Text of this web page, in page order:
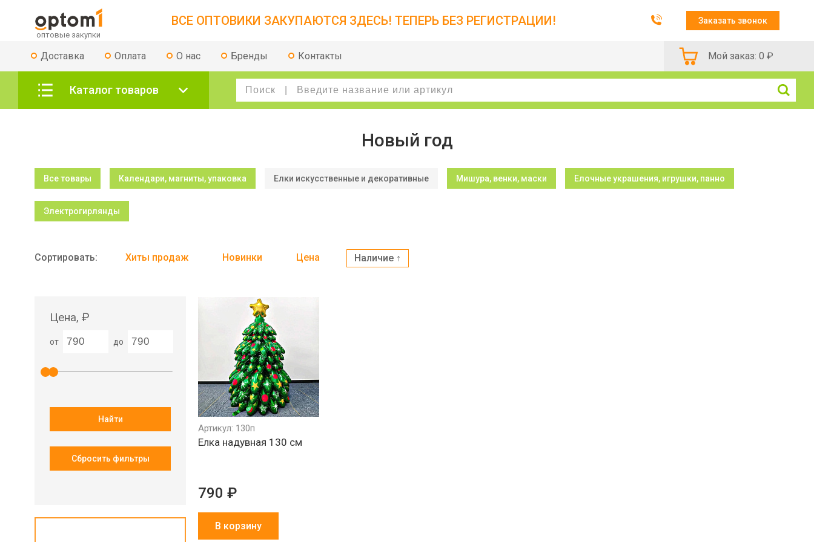
ВСЕ ОПТОВИКИ ЗАКУПАЮТСЯ ЗДЕСЬ! ТЕПЕРЬ БЕЗ РЕГИСТРАЦИИ! Заказать звонок
Доставка Оплата О нас Бренды Контакты Мой заказ: 0 ₽
Каталог товаров
Новый год
Все товары Календари, магниты, упаковка Елки искусственные и декоративные Мишура, венки, маски Елочные украшения, игрушки, панно
Электрогирлянды
Сортировать: Хиты продаж Новинки Цена Наличие ↑
Цена, ₽
от до
Найти
Сбросить фильтры
Артикул: 130п
Елка надувная 130 см
790 ₽
В корзину